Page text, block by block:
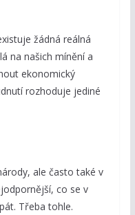
žádná reálná
na našich mínění a
ekonomický
rozhoduje jediné
ale často také v
co se v
Třeba tohle.